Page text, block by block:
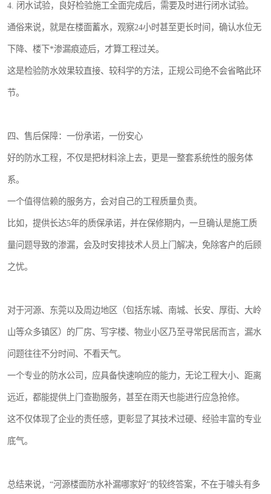
4. 闭水试验，良好检验施工全面完成后，需要及时进行闭水试验。
通俗来说，就是在楼面蓄水，观察24小时甚至更长时间，确认水位无
下降、楼下*渗漏痕迹后，才算工程过关。
这是检验防水效果较直接、较科学的方法，正规公司绝不会省略此环
节。
四、售后保障：一份承诺，一份安心
好的防水工程，不仅是把材料涂上去，更是一整套系统性的服务体
系。
一个值得信赖的服务方，会对自己的工程质量负责。
比如，提供长达5年的质保承诺，并在保修期内，一旦确认是施工质
量问题导致的渗漏，会及时安排技术人员上门解决，免除客户的后顾
之忧。
对于河源、东莞以及周边地区（包括东城、南城、长安、厚街、大岭
山等众多镇区）的厂房、写字楼、物业小区乃至寻常民居而言，漏水
问题往往不分时间、不看天气。
一个专业的防水公司，应具备快速响应的能力，无论工程大小、距离
远近，都能提供上门查勘服务，甚至在雨天也能进行应急抢修。
这不仅体现了企业的责任感，更彰显了其技术过硬、经验丰富的专业
底气。
总结来说，“河源楼面防水补漏哪家好”的较终答案，不在于噱头有多